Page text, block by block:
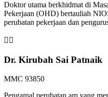
Doktor utama berkhidmat di
Pekerjaan (OHD) bertauliah
perubatan pekerjaan dan
👩‍⚕️
Dr. Kirubah Sai Patnaik
MMC 93850
Pengamal perubatan am yang